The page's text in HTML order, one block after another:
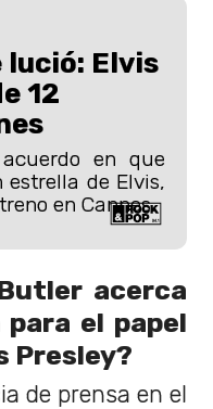
Elvis
12
en que
de Elvis,
en Cannes.
acerca
el papel
Presley?
de prensa en el